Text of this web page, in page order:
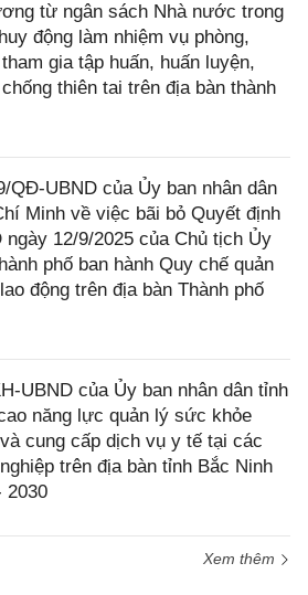
từ ngân sách Nhà nước trong
động làm nhiệm vụ phòng,
gia tập huấn, huấn luyện,
thiên tai trên địa bàn thành
QĐ-UBND của Ủy ban nhân dân
Minh về việc bãi bỏ Quyết định
ngày 12/9/2025 của Chủ tịch Ủy
phố ban hành Quy chế quản
động trên địa bàn Thành phố
UBND của Ủy ban nhân dân tỉnh
năng lực quản lý sức khỏe
cung cấp dịch vụ y tế tại các
trên địa bàn tỉnh Bắc Ninh
2030
Xem thêm